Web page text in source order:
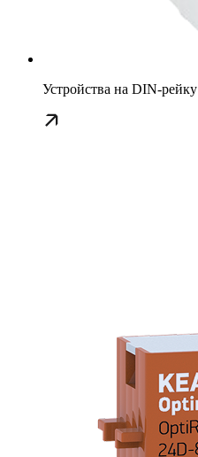
Устройства на DIN-рейку